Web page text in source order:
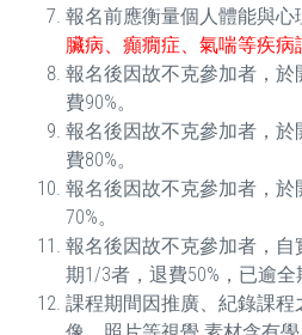
報名前應衡量個人體能與心
臟病、癲癇症、氣喘等疾病
報名後因故不克參加者，於
費90%。
報名後因故不克參加者，於
費80%。
報名後因故不克參加者，
70%。
報名後因故不克參加者，
期1/3者，退費50%，已逾全
課程期間因推廣、紀錄課